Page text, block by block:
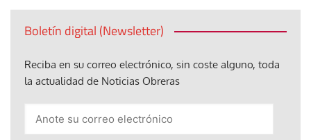
Boletín digital (Newsletter)
Reciba en su correo electrónico, sin coste alguno, toda
la actualidad de Noticias Obreras